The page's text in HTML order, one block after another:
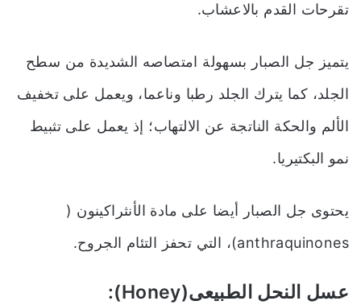
تقرحات القدم بالاعشاب.
يتميز جل الصبار بسهولة امتصاصه الشديدة من سطح
الجلد، كما يترك الجلد رطبا وناعما، ويعمل على تخفيف
الألم والحكة الناتجة عن الالتهاب؛ إذ يعمل على تثبيط
نمو البكتيريا.
يحتوى جل الصبار أيضا على مادة الأنثراكينون (
anthraquinones)، التي تحفز التئام الجروح.
عسل النحل الطبيعى(Honey):